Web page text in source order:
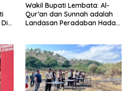
Wakil Bupati Lembata: Al-
Qur’an dan Sunnah adalah
Landasan Peradaban Hadapi